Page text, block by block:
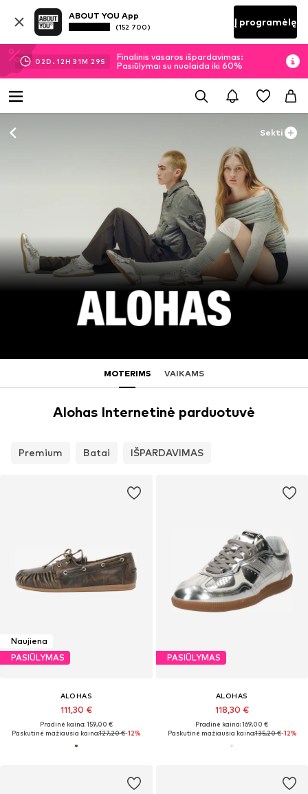
ABOUT YOU App
(152 700) Į programėlę
02D. 12H 31M 28S
Finalinis vasaros išpardavimas:
Pasiūlymai su nuolaida iki 60%
Sekti
MOTERIMS VAIKAMS
Alohas Internetinė parduotuvė
Premium Batai IŠPARDAVIMAS
Naujiena
PASIŪLYMAS
ALOHAS
111,30 €
Pradinė kaina: 159,00 €
Paskutinė mažiausia kaina:127,20 €-12%
PASIŪLYMAS
ALOHAS
118,30 €
Pradinė kaina: 169,00 €
Paskutinė mažiausia kaina:135,20 €-12%